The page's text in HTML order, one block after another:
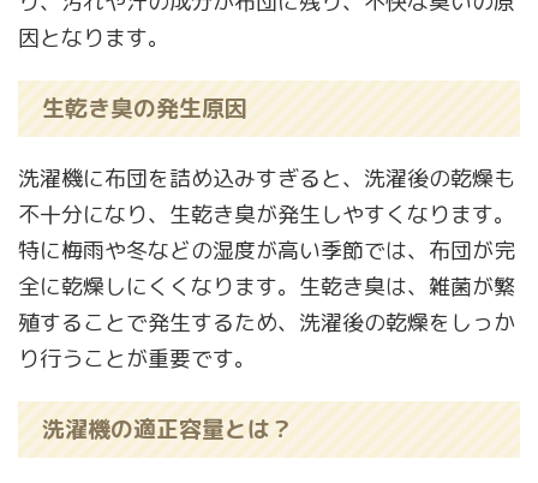
因となります。
生乾き臭の発生原因
洗濯機に布団を詰め込みすぎると、洗濯後の乾燥も
不十分になり、生乾き臭が発生しやすくなります。
特に梅雨や冬などの湿度が高い季節では、布団が完
全に乾燥しにくくなります。生乾き臭は、雑菌が繁
殖することで発生するため、洗濯後の乾燥をしっか
り行うことが重要です。
洗濯機の適正容量とは？